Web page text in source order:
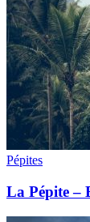
Pépites
La Pépite –